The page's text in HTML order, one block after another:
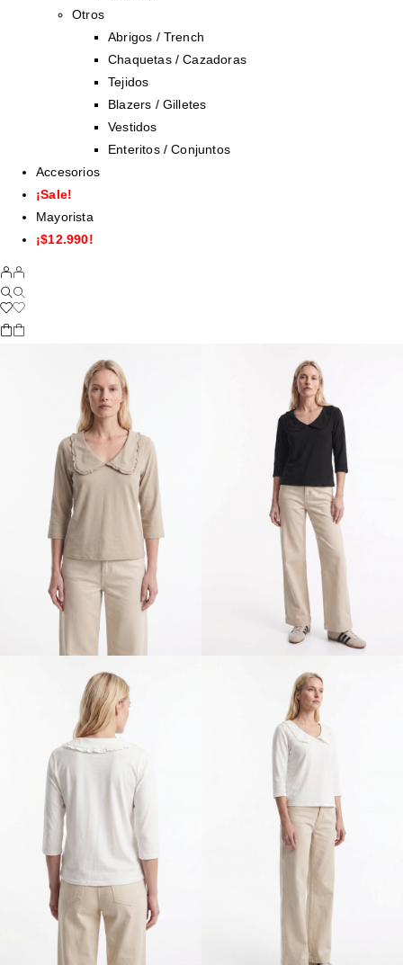
Otros
Abrigos / Trench
Chaquetas / Cazadoras
Tejidos
Blazers / Gilletes
Vestidos
Enteritos / Conjuntos
Accesorios
¡Sale!
Mayorista
¡$12.990!